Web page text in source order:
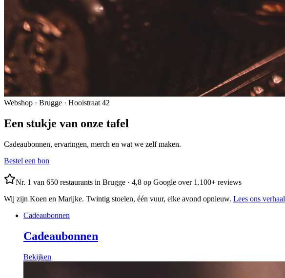
Webshop · Brugge · Hooistraat 42
Een stukje van onze tafel
Cadeaubonnen, ervaringen, merch en wat we zelf maken.
Bestel een bon
Nr. 1 van 650 restaurants in Brugge · 4,8 op Google over 1.100+ reviews
Wij zijn Koen en Marijke. Twintig stoelen, één vuur, elke avond opnieuw. Lees ons verhaal
Cadeaubonnen
Cadeaubonnen
Bekijken